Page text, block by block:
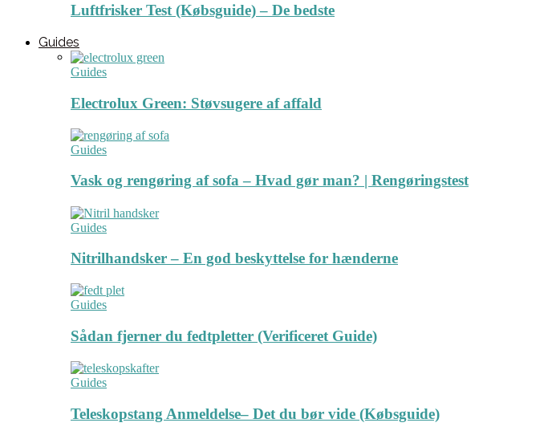
Luftfrisker Test (Købsguide) – De bedste
Guides
Guides
Electrolux Green: Støvsugere af affald
Guides
Vask og rengøring af sofa – Hvad gør man? | Rengøringstest
Guides
Nitrilhandsker – En god beskyttelse for hænderne
Guides
Sådan fjerner du fedtpletter (Verificeret Guide)
Guides
Teleskopstang Anmeldelse– Det du bør vide (Købsguide)